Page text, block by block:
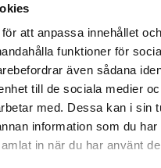
att anpassa innehållet och
funktioner för
även sådana
till de sociala medier
med. Dessa kan i sin
information som du har
in när du har använt
och är idag Sveriges